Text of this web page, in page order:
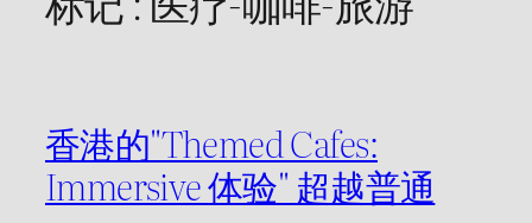
香港的"Themed Cafes:
Immersive 体验" 超越普通